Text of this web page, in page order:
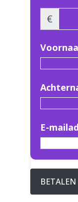
€
E-
BETALEN